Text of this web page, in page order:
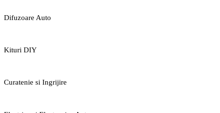
Difuzoare Auto
Kituri DIY
Curatenie si Ingrijire